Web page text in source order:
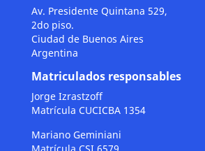
Av. Presidente Quintana 529,
2do piso.
Ciudad de Buenos Aires
Argentina
Matriculados responsables
Jorge Izrastzoff
Matrícula CUCICBA 1354
Mariano Geminiani